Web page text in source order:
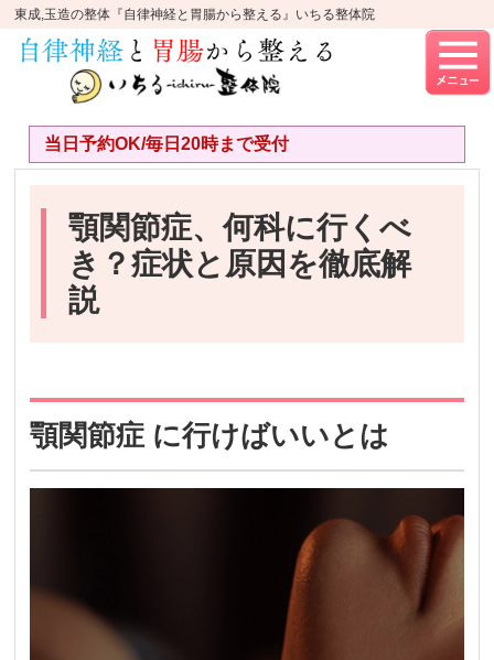
東成,玉造の整体『自律神経と胃腸から整える』いちる整体院
当日予約OK/毎日20時まで受付
顎関節症、何科に行くべ
き？症状と原因を徹底解
説
顎関節症 に行けばいいとは